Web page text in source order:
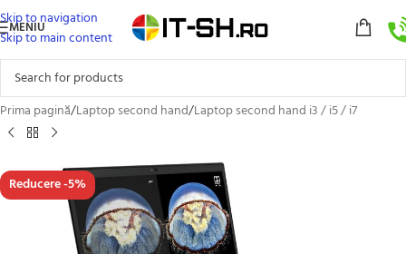
Skip to navigation
Skip to main content
MENIU
Prima pagină/Laptop second hand/Laptop second hand i3 / i5 / i7
Reducere -5%